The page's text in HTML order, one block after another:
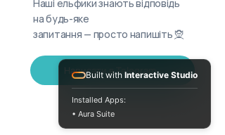
Наші ельфики знають відповідь
на будь-яке
запитання — просто напишіть 🧝
Написати в Telegram
Built with Interactive Studio
Installed Apps:
• Aura Suite